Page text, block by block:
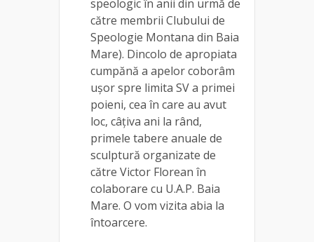
speologic în anii din urmă de
către membrii Clubului de
Speologie Montana din Baia
Mare). Dincolo de apropiata
cumpănă a apelor coborâm
ușor spre limita SV a primei
poieni, cea în care au avut
loc, câțiva ani la rând,
primele tabere anuale de
sculptură organizate de
către Victor Florean în
colaborare cu U.A.P. Baia
Mare. O vom vizita abia la
întoarcere.